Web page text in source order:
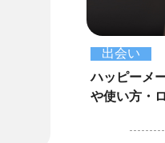
出会い
ハッピーメ
や使い方・